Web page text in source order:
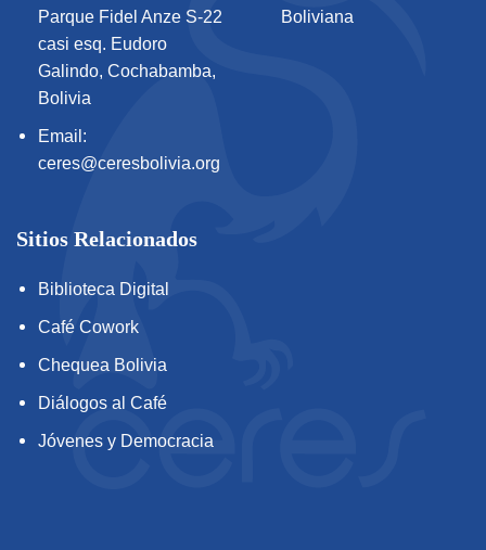
Parque Fidel Anze S-22
casi esq. Eudoro
Galindo, Cochabamba,
Bolivia
Email:
ceres@ceresbolivia.org
Boliviana
Sitios Relacionados
Biblioteca Digital
Café Cowork
Chequea Bolivia
Diálogos al Café
Jóvenes y Democracia